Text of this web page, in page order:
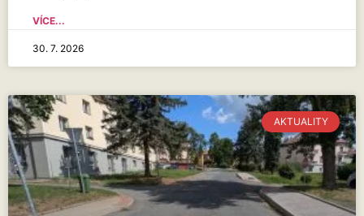
VÍCE...
30. 7. 2026
AKTUALITY